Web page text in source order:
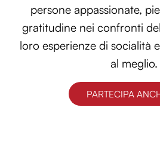
persone appassionate,
gratitudine nei confronti
loro esperienze di socialità
al meglio.
PARTECIPA